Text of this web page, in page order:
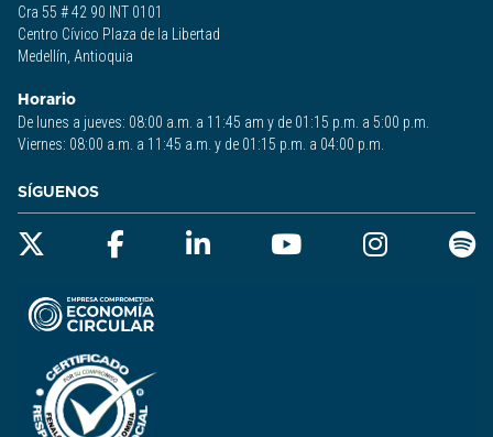
Cra 55 # 42 90 INT 0101
Centro Cívico Plaza de la Libertad
Medellín, Antioquia
Horario
De lunes a jueves: 08:00 a.m. a 11:45 am y de 01:15 p.m. a 5:00 p.m.
Viernes: 08:00 a.m. a 11:45 a.m. y de 01:15 p.m. a 04:00 p.m.
SÍGUENOS